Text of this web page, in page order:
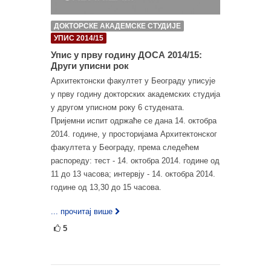
ДОКТОРСКЕ АКАДЕМСКЕ СТУДИЈЕ
УПИС 2014/15
Упис у прву годину ДОСА 2014/15:
Други уписни рок
Архитектонски факултет у Београду уписује
у прву годину докторских академских студија
у другом уписном року 6 студената.
Пријемни испит одржаће се дана 14. октобра
2014. године, у просторијама Архитектонског
факултета у Београду, према следећем
распореду: тест - 14. октобра 2014. године од
11 до 13 часова; интервју - 14. октобра 2014.
године од 13,30 до 15 часова.
... прочитај више
5